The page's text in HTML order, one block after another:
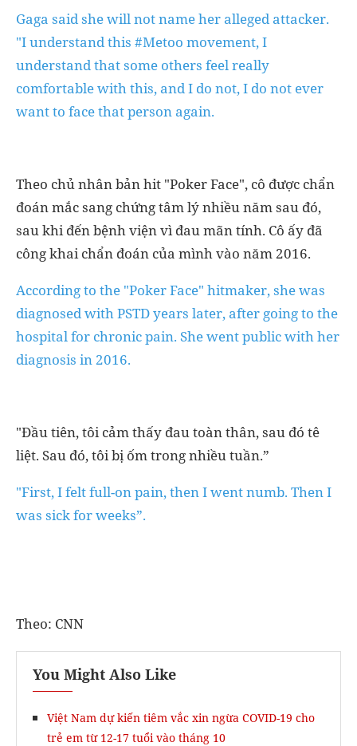
Gaga said she will not name her alleged attacker.
"I understand this #Metoo movement, I
understand that some others feel really
comfortable with this, and I do not, I do not ever
want to face that person again.
Theo chủ nhân bản hit "Poker Face", cô được chẩn
đoán mắc sang chứng tâm lý nhiều năm sau đó,
sau khi đến bệnh viện vì đau mãn tính. Cô ấy đã
công khai chẩn đoán của mình vào năm 2016.
According to the "Poker Face" hitmaker, she was
diagnosed with PSTD years later, after going to the
hospital for chronic pain. She went public with her
diagnosis in 2016.
"Đầu tiên, tôi cảm thấy đau toàn thân, sau đó tê
liệt. Sau đó, tôi bị ốm trong nhiều tuần.”
"First, I felt full-on pain, then I went numb. Then I
was sick for weeks”.
Theo: CNN
You Might Also Like
Việt Nam dự kiến tiêm vắc xin ngừa COVID-19 cho
trẻ em từ 12-17 tuổi vào tháng 10